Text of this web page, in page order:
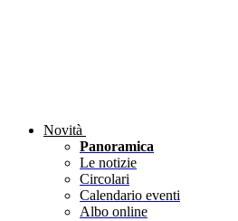
Novità
Panoramica
Le notizie
Circolari
Calendario eventi
Albo online